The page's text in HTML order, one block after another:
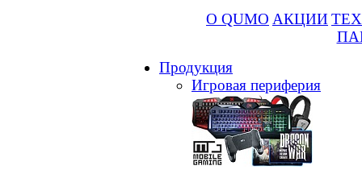
О QUMO АКЦИИ
Продукция
Игровая периферия